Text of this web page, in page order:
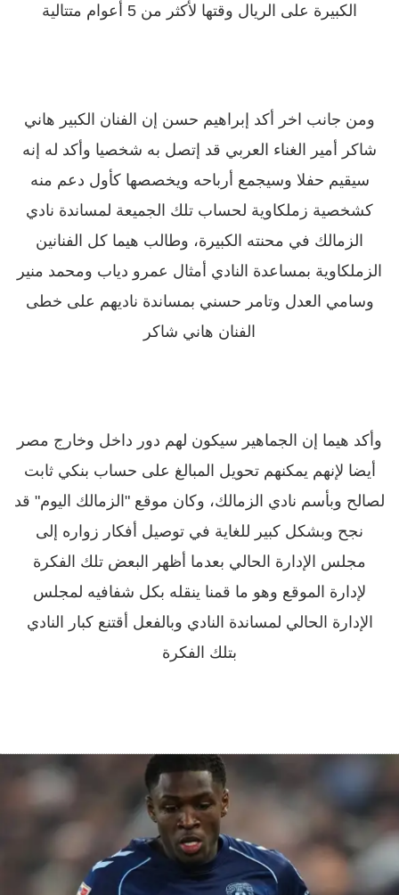
الكبيرة على الريال وقتها لأكثر من 5 أعوام متتالية
ومن جانب اخر أكد إبراهيم حسن إن الفنان الكبير هاني
شاكر أمير الغناء العربي قد إتصل به شخصيا وأكد له إنه
سيقيم حفلا وسيجمع أرباحه ويخصصها كأول دعم منه
كشخصية زملكاوية لحساب تلك الجميعة لمساندة نادي
الزمالك في محنته الكبيرة، وطالب هيما كل الفنانين
الزملكاوية بمساعدة النادي أمثال عمرو دياب ومحمد منير
وسامي العدل وتامر حسني بمساندة ناديهم على خطى
الفنان هاني شاكر
وأكد هيما إن الجماهير سيكون لهم دور داخل وخارج مصر
أيضا لإنهم يمكنهم تحويل المبالغ على حساب بنكي ثابت
لصالح وبأسم نادي الزمالك، وكان موقع "الزمالك اليوم" قد
نجح وبشكل كبير للغاية في توصيل أفكار زواره إلى
مجلس الإدارة الحالي بعدما أظهر البعض تلك الفكرة
لإدارة الموقع وهو ما قمنا ينقله بكل شفافيه لمجلس
الإدارة الحالي لمساندة النادي وبالفعل أقتنع كبار النادي
بتلك الفكرة